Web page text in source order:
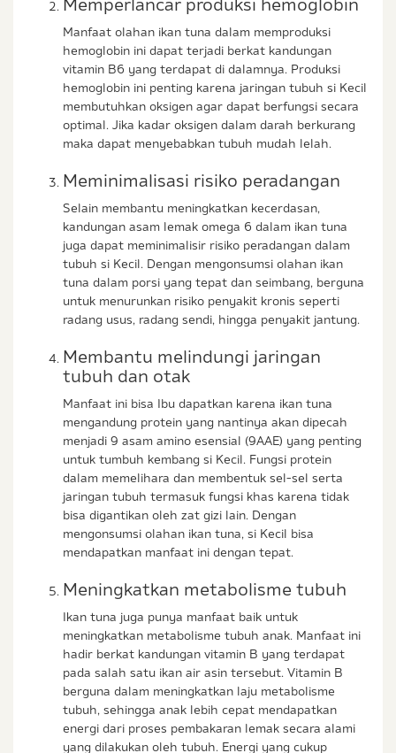
Manfaat olahan ikan tuna dalam memproduksi
hemoglobin ini dapat terjadi berkat kandungan
vitamin B6 yang terdapat di dalamnya. Produksi
hemoglobin ini penting karena jaringan tubuh si Kecil
membutuhkan oksigen agar dapat berfungsi secara
optimal. Jika kadar oksigen dalam darah berkurang
maka dapat menyebabkan tubuh mudah lelah.
Meminimalisasi risiko peradangan
Selain membantu meningkatkan kecerdasan,
kandungan asam lemak omega 6 dalam ikan tuna
juga dapat meminimalisir risiko peradangan dalam
tubuh si Kecil. Dengan mengonsumsi olahan ikan
tuna dalam porsi yang tepat dan seimbang, berguna
untuk menurunkan risiko penyakit kronis seperti
radang usus, radang sendi, hingga penyakit jantung.
Membantu melindungi jaringan
tubuh dan otak
Manfaat ini bisa Ibu dapatkan karena ikan tuna
mengandung protein yang nantinya akan dipecah
menjadi 9 asam amino esensial (9AAE) yang penting
untuk tumbuh kembang si Kecil. Fungsi protein
dalam memelihara dan membentuk sel-sel serta
jaringan tubuh termasuk fungsi khas karena tidak
bisa digantikan oleh zat gizi lain. Dengan
mengonsumsi olahan ikan tuna, si Kecil bisa
mendapatkan manfaat ini dengan tepat.
Meningkatkan metabolisme tubuh
Ikan tuna juga punya manfaat baik untuk
meningkatkan metabolisme tubuh anak. Manfaat ini
hadir berkat kandungan vitamin B yang terdapat
pada salah satu ikan air asin tersebut. Vitamin B
berguna dalam meningkatkan laju metabolisme
tubuh, sehingga anak lebih cepat mendapatkan
energi dari proses pembakaran lemak secara alami
yang dilakukan oleh tubuh. Energi yang cukup